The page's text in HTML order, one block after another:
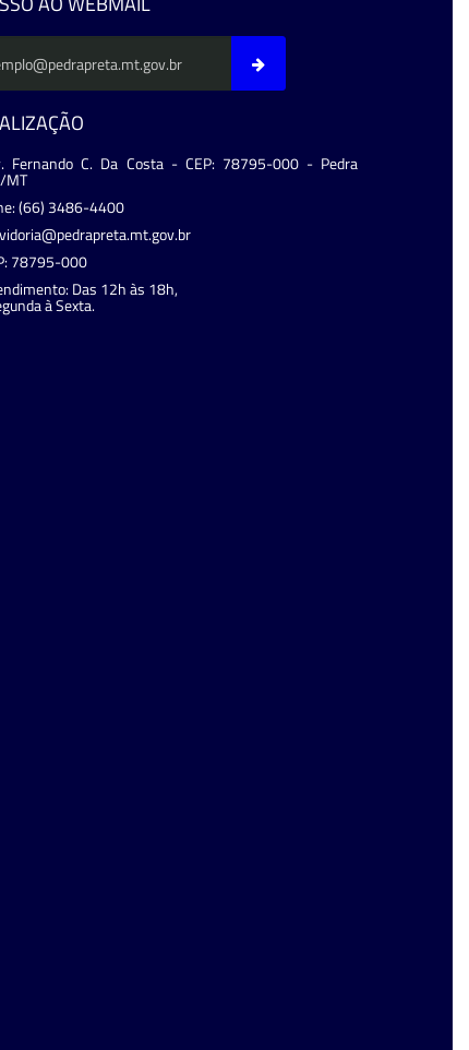
Fernando C. Da Costa - CEP: 78795-000 - Pedra
MT
(66) 3486-4400
78795-000
Das 12h às 18h,
à Sexta.